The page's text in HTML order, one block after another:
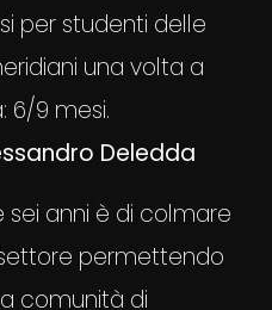
per studenti delle
una volta a
6/9 mesi.
Deledda
sei anni è di colmare
permettendo
comunità di